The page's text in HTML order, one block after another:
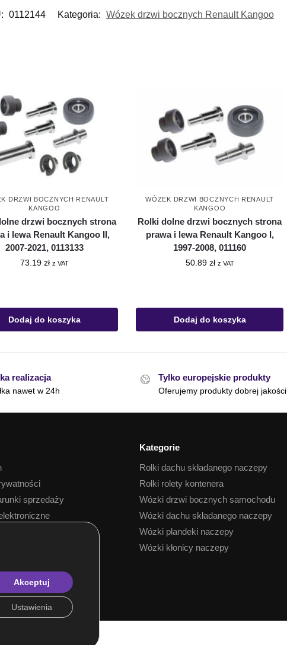
0112144 Kategoria: Wózek drzwi bocznych Renault Kangoo
DRZWI BOCZNYCH RENAULT
KANGOO
drzwi bocznych strona
i lewa Renault Kangoo II,
2007-2021, 0113133
73.19 zł z VAT
Dodaj do koszyka
WÓZEK DRZWI BOCZNYCH RENAULT
KANGOO
Rolki dolne drzwi bocznych strona
prawa i lewa Renault Kangoo I,
1997-2008, 011160
50.89 zł z VAT
Dodaj do koszyka
realizacja
nawet w 24h
Tylko europejskie produkty
Oferujemy produkty dobrej jakości
sprzedaży
Kategorie
Rolki dachu składanego naczepy
Rolki rolety kontenera
Wózki drzwi bocznych samochodu
Wózki dachu składanego naczepy
Wózki plandeki naczepy
Wózki kłonicy naczepy
Akceptuj
Ustawienia